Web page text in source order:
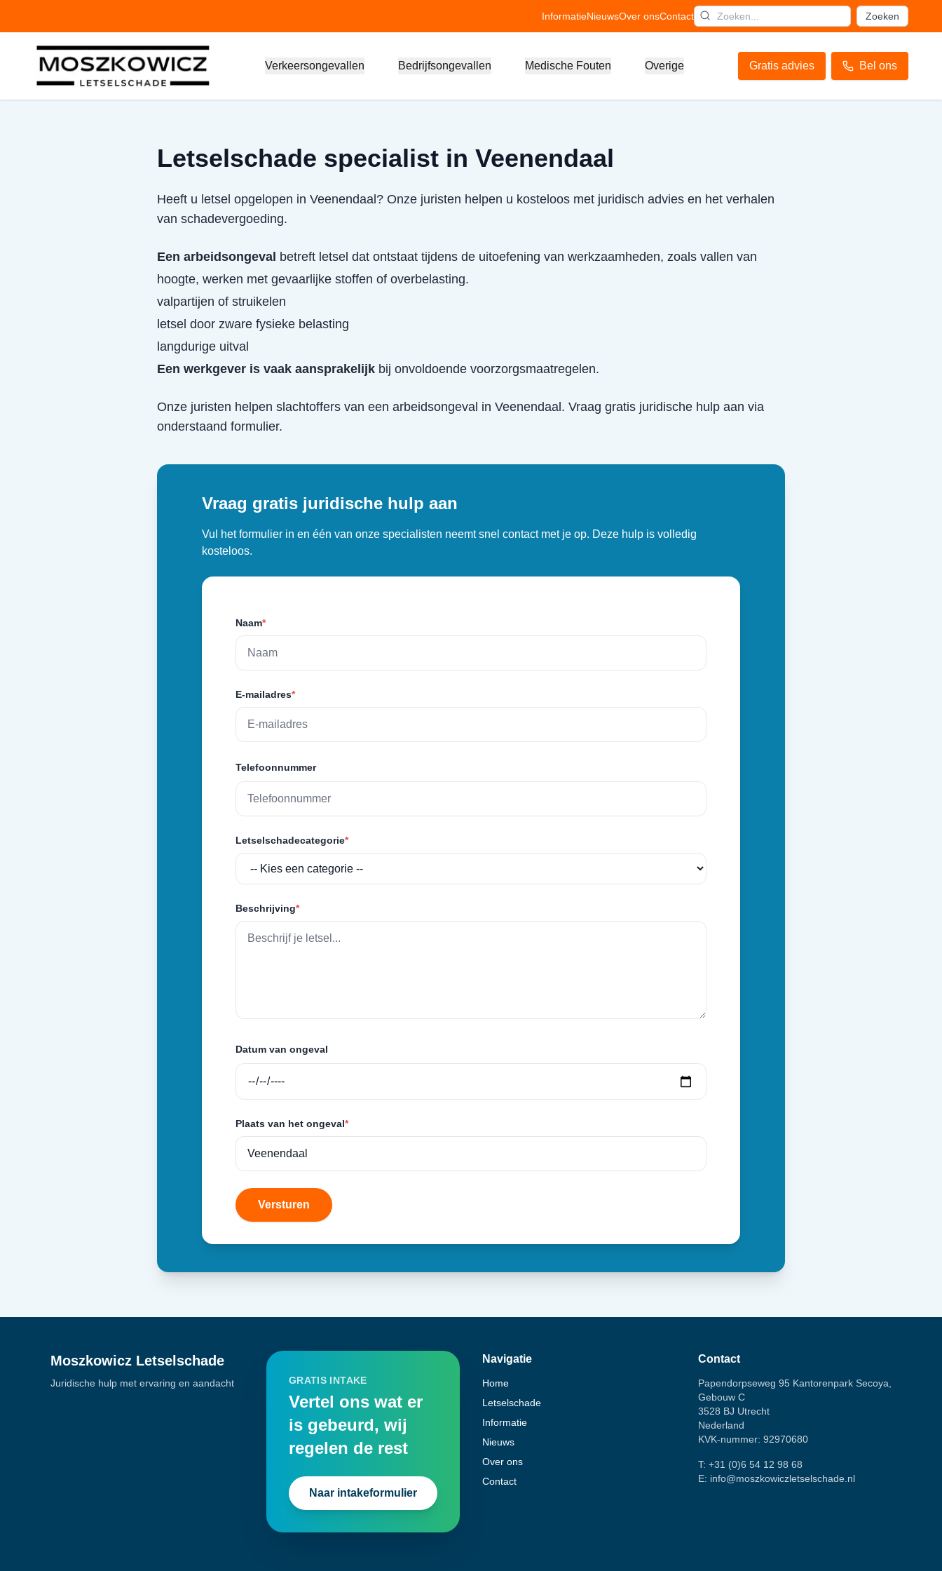
InformatieNieuwsOver onsContact Zoeken
Verkeersongevallen Bedrijfsongevallen Medische Fouten Overige Gratis advies Bel ons
Letselschade specialist in Veenendaal
Heeft u letsel opgelopen in Veenendaal? Onze juristen helpen u kosteloos met juridisch advies en het verhalen
van schadevergoeding.
Een arbeidsongeval betreft letsel dat ontstaat tijdens de uitoefening van werkzaamheden, zoals vallen van
hoogte, werken met gevaarlijke stoffen of overbelasting.
valpartijen of struikelen
letsel door zware fysieke belasting
langdurige uitval
Een werkgever is vaak aansprakelijk bij onvoldoende voorzorgsmaatregelen.
Onze juristen helpen slachtoffers van een arbeidsongeval in Veenendaal . Vraag gratis juridische hulp aan via
onderstaand formulier.
Vraag gratis juridische hulp aan
Vul het formulier in en één van onze specialisten neemt snel contact met je op. Deze hulp is volledig
kosteloos.
Naam*
E-mailadres*
Telefoonnummer
Letselschadecategorie*
Beschrijving*
Datum van ongeval
Plaats van het ongeval*
Versturen
Moszkowicz Letselschade
Juridische hulp met ervaring en aandacht GRATIS INTAKE
Vertel ons wat er
is gebeurd, wij
regelen de rest
Naar intakeformulier
Navigatie
Home
Letselschade
Informatie
Nieuws
Over ons
Contact
Contact
Papendorpseweg 95 Kantorenpark Secoya,
Gebouw C
3528 BJ Utrecht
Nederland
KVK-nummer: 92970680
T: +31 (0)6 54 12 98 68
E: info@moszkowiczletselschade.nl